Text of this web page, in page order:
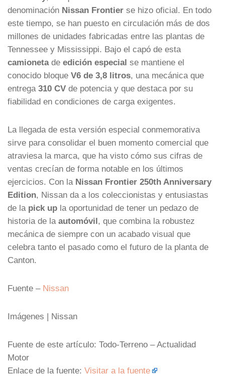
denominación Nissan Frontier se hizo oficial. En todo
este tiempo, se han puesto en circulación más de dos
millones de unidades fabricadas entre las plantas de
Tennessee y Mississippi. Bajo el capó de esta
camionetade edición especial se mantiene el
conocido bloque V6 de 3,8 litros, una mecánica que
entrega 310 CV de potencia y que destaca por su
fiabilidad en condiciones de carga exigentes.
La llegada de esta versión especial conmemorativa
sirve para consolidar el buen momento comercial que
atraviesa la marca, que ha visto cómo sus cifras de
ventas crecían de forma notable en los últimos
ejercicios. Con la Nissan Frontier 250th Anniversary
Edition, Nissan da a los coleccionistas y entusiastas
de la pick up la oportunidad de tener un pedazo de
historia de la automóvil, que combina la robustez
mecánica de siempre con un acabado visual que
celebra tanto el pasado como el futuro de la planta de
Canton.
Fuente – Nissan
Imágenes | Nissan
Fuente de este artículo: Todo-Terreno – Actualidad
Motor
Enlace de la fuente: Visitar a la fuente